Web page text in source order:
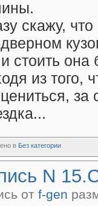
скажу,
и стоить
из того,
за
в Без категории
N
от f-gen